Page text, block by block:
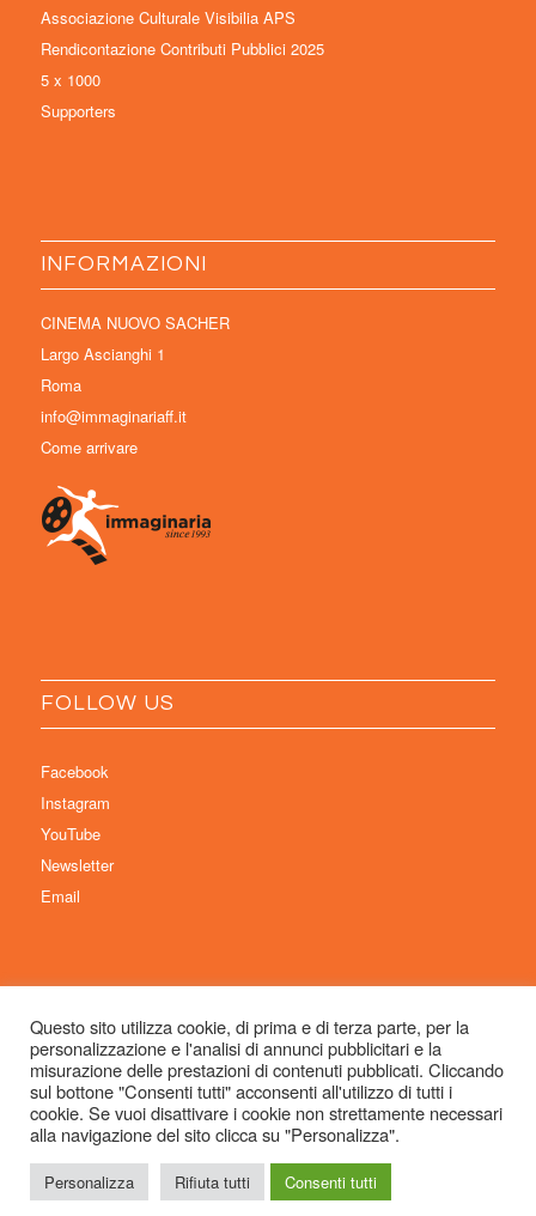
Associazione Culturale Visibilia APS
Rendicontazione Contributi Pubblici 2025
5 x 1000
Supporters
INFORMAZIONI
CINEMA NUOVO SACHER
Largo Ascianghi 1
Roma
info@immaginariaff.it
Come arrivare
FOLLOW US
Facebook
Instagram
YouTube
Newsletter
Email
© Copyright 2026 Immaginaria International Film Festival - Un progetto di:
Associazione Culturale Visibilia APS – Sede legale: Studio Commercialista
Dott.ssa Michela Sabattini, via D’Azeglio 71, 40123 Bologna –
info@immaginariaff.it- Tutti i diritti riservati -Privacy Policy- Site Design:
Simple
Questo sito utilizza cookie, di prima e di terza parte, per la
personalizzazione e l'analisi di annunci pubblicitari e la
misurazione delle prestazioni di contenuti pubblicati. Cliccando
sul bottone "Consenti tutti" acconsenti all'utilizzo di tutti i
cookie. Se vuoi disattivare i cookie non strettamente necessari
alla navigazione del sito clicca su "Personalizza".
Personalizza Rifiuta tutti Consenti tutti